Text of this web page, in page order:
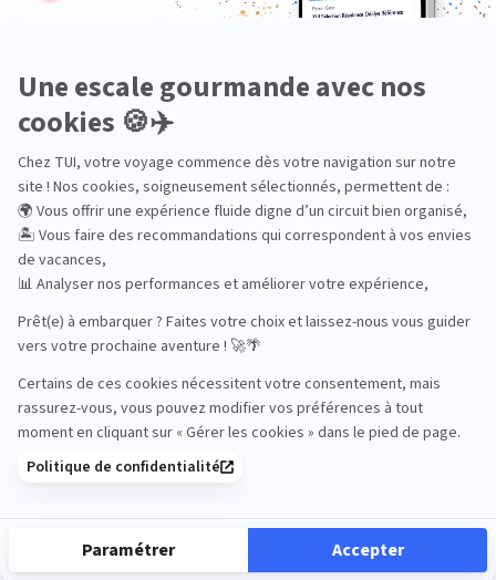
Premium
Road Trips
Safari
Sénior